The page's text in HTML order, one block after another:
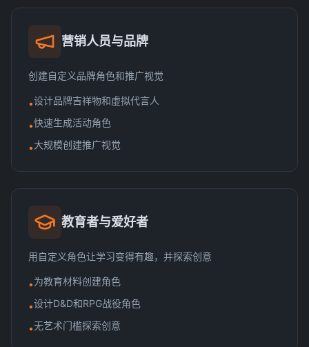
营销人员与品牌
创建自定义品牌角色和推广视觉
•设计品牌吉祥物和虚拟代言人
•快速生成活动角色
•大规模创建推广视觉
教育者与爱好者
用自定义角色让学习变得有趣，并探索创意
•为教育材料创建角色
•设计D&D和RPG战役角色
•无艺术门槛探索创意